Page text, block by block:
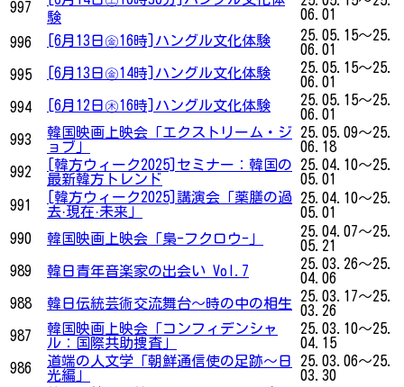
997
験
06.01
996
[6月13日㊎16時]ハングル文化体験
25.05.15～25.
06.01
995
[6月13日㊎14時]ハングル文化体験
25.05.15～25.
06.01
994
[6月12日㊍16時]ハングル文化体験
25.05.15～25.
06.01
993
韓国映画上映会「エクストリーム・ジ
ョブ」
25.05.09～25.
06.18
992
[韓方ウィーク2025]セミナー：韓国の
最新韓方トレンド
25.04.10～25.
05.01
991
[韓方ウィーク2025]講演会「薬膳の過
去·現在·未来」
25.04.10～25.
05.01
990
韓国映画上映会「梟-フクロウ-」
25.04.07～25.
05.21
989
韓日青年音楽家の出会い Vol.7
25.03.26～25.
04.06
988
韓日伝統芸術交流舞台〜時の中の相生
25.03.17～25.
03.26
987
韓国映画上映会「コンフィデンシャ
ル：国際共助捜査」
25.03.10～25.
04.15
986
道端の人文学「朝鮮通信使の足跡～日
光編」
25.03.06～25.
03.30